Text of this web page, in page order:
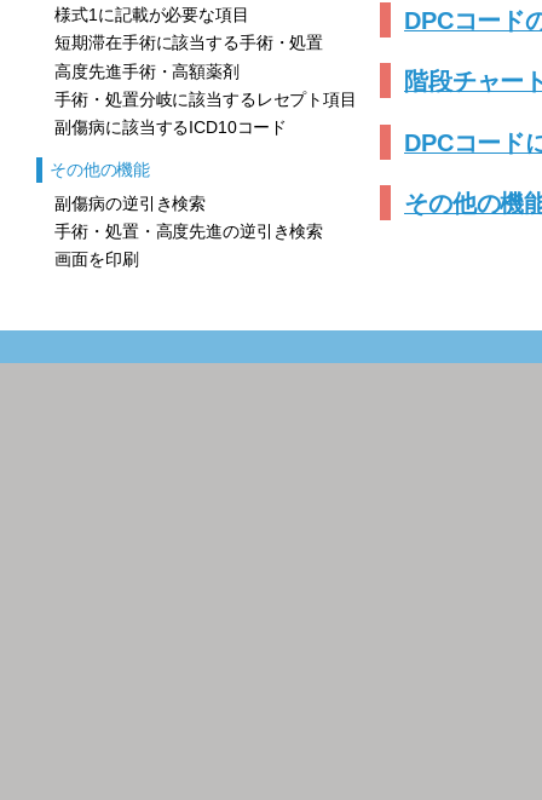
様式1に記載が必要な項目
短期滞在手術に該当する手術・処置
高度先進手術・高額薬剤
手術・処置分岐に該当するレセプト項目
副傷病に該当するICD10コード
その他の機能
副傷病の逆引き検索
手術・処置・高度先進の逆引き検索
画面を印刷
DPCコード
階段チャー
DPCコード
その他の機